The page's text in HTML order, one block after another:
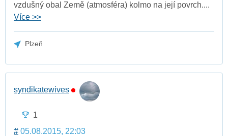
vzdušný obal Země (atmosféra) kolmo na její povrch....
Více >>
Plzeň
syndikatewives
1
# 05.08.2015, 22:03